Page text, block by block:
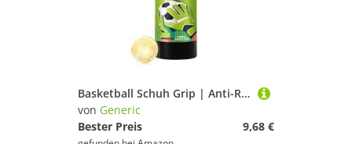
Basketball Schuh Grip | Anti-Rutsch Spray | Torwart Handschuh Griff Spray,Für Fußball Basketball Handball Schuhe Baseball Training Sportarten Athleten
von Generic
Bester Preis
9,68 €